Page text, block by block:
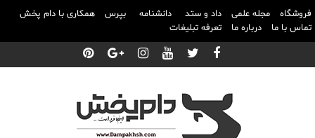
فروشگاه مجله علمی داد و ستد دانشنامه بپرس
همکاری با دام پخش
تماس با ما
درباره ما
تعرفه تبلیغات